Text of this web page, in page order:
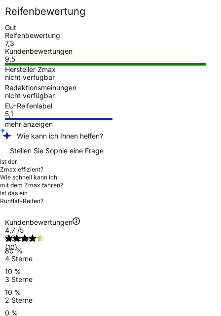
Reifenbewertung
Gut
Reifenbewertung
7,3
Kundenbewertungen
9,5
Hersteller Zmax
nicht verfügbar
Redaktionsmeinungen
nicht verfügbar
EU-Reifenlabel
5,1
mehr anzeigen
Wie kann ich Ihnen helfen?
Stellen Sie Sophie eine Frage
Ist der
Zmax effizient?
Wie schnell kann ich
mit dem Zmax fahren?
Ist das ein
Runflat-Reifen?
Kundenbewertungen
4,7 /5
(10)
5 Sterne
80 %
4 Sterne
10 %
3 Sterne
10 %
2 Sterne
0 %